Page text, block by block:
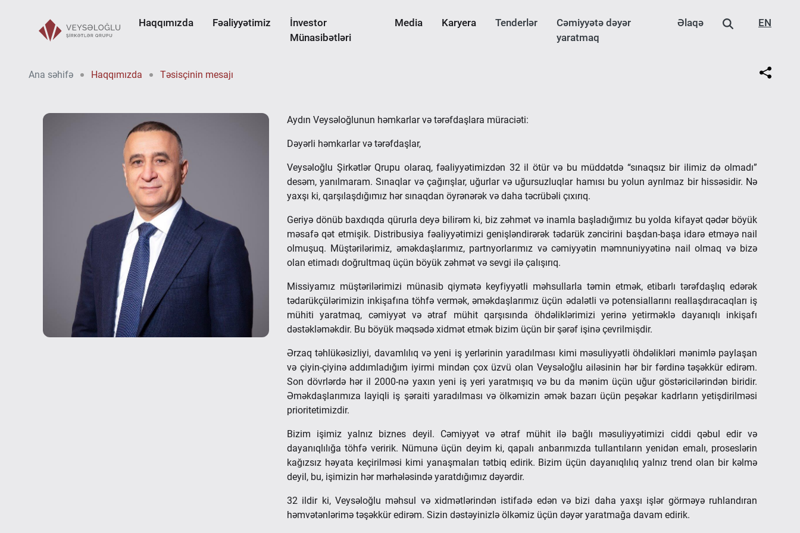
Haqqımızda Fəaliyyətimiz
İnvestor
Münasibətləri
Media Karyera Tenderlər
Cəmiyyətə dəyər
yaratmaq
Əlaqə EN
Ana səhifə Haqqımızda Təsisçinin mesajı
Aydın Veysəloğlunun həmkarlar və tərəfdaşlara müraciəti:
Dəyərli həmkarlar və tərəfdaşlar,
Veysəloğlu Şirkətlər Qrupu olaraq, fəaliyyətimizdən 32 il ötür və bu müddətdə “sınaqsız bir ilimiz də olmadı”
desəm, yanılmaram. Sınaqlar və çağırışlar, uğurlar və uğursuzluqlar hamısı bu yolun ayrılmaz bir hissəsidir. Nə
yaxşı ki, qarşılaşdığımız hər sınaqdan öyrənərək və daha təcrübəli çıxırıq.
Geriyə dönüb baxdıqda qürurla deyə bilirəm ki, biz zəhmət və inamla başladığımız bu yolda kifayət qədər böyük
məsafə qət etmişik. Distribusiya fəaliyyətimizi genişləndirərək tədarük zəncirini başdan-başa idarə etməyə nail
olmuşuq. Müştərilərimiz, əməkdaşlarımız, partnyorlarımız və cəmiyyətin məmnuniyyətinə nail olmaq və bizə
olan etimadı doğrultmaq üçün böyük zəhmət və sevgi ilə çalışırıq.
Missiyamız müştərilərimizi münasib qiymətə keyfiyyətli məhsullarla təmin etmək, etibarlı tərəfdaşlıq edərək
tədarükçülərimizin inkişafına töhfə vermək, əməkdaşlarımız üçün ədalətli və potensiallarını reallaşdıracaqları iş
mühiti yaratmaq, cəmiyyət və ətraf mühit qarşısında öhdəliklərimizi yerinə yetirməklə dayanıqlı inkişafı
dəstəkləməkdir. Bu böyük məqsədə xidmət etmək bizim üçün bir şərəf işinə çevrilmişdir.
Ərzaq təhlükəsizliyi, davamlılıq və yeni iş yerlərinin yaradılması kimi məsuliyyətli öhdəlikləri mənimlə paylaşan
və çiyin-çiyinə addımladığım iyirmi mindən çox üzvü olan Veysəloğlu ailəsinin hər bir fərdinə təşəkkür edirəm.
Son dövrlərdə hər il 2000-nə yaxın yeni iş yeri yaratmışıq və bu da mənim üçün uğur göstəricilərindən biridir.
Əməkdaşlarımıza layiqli iş şəraiti yaradılması və ölkəmizin əmək bazarı üçün peşəkar kadrların yetişdirilməsi
prioritetimizdir.
Bizim işimiz yalnız biznes deyil. Cəmiyyət və ətraf mühit ilə bağlı məsuliyyətimizi ciddi qəbul edir və
dayanıqlılığa töhfə veririk. Nümunə üçün deyim ki, qapalı anbarımızda tullantıların yenidən emalı, proseslərin
kağızsız həyata keçirilməsi kimi yanaşmaları tətbiq edirik. Bizim üçün dayanıqlılıq yalnız trend olan bir kəlmə
deyil, bu, işimizin hər mərhələsində yaratdığımız dəyərdir.
32 ildir ki, Veysəloğlu məhsul və xidmətlərindən istifadə edən və bizi daha yaxşı işlər görməyə ruhlandıran
həmvətənlərimə təşəkkür edirəm. Sizin dəstəyinizlə ölkəmiz üçün dəyər yaratmağa davam edirik.